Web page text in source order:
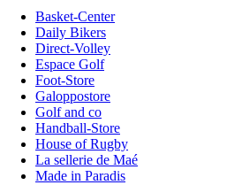
Basket-Center
Daily Bikers
Direct-Volley
Espace Golf
Foot-Store
Galoppostore
Golf and co
Handball-Store
House of Rugby
La sellerie de Maé
Made in Paradis